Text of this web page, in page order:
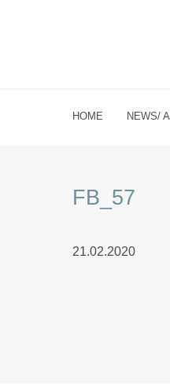
HOME NEWS/
FB_57
21.02.2020